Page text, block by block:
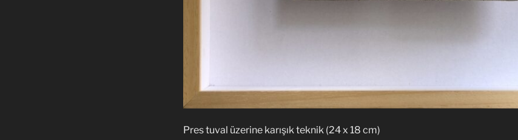
Pres tuval üzerine karışık teknik (24 x 18 cm)